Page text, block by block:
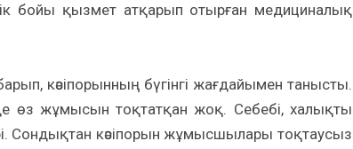
бойы қызмет атқарып отырған медициналық
кәсіпорынның бүгінгі жағдайымен танысты.
өз жұмысын тоқтатқан жоқ. Себебі, халықты
Сондықтан кәсіпорын жұмысшылары тоқтаусыз